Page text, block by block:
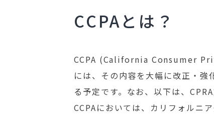
CCPAとは？
CCPA (California Consumer
には、その内容を大幅に改正・
る予定です。なお、以下は、
CCPAにおいては、カリフォルニ